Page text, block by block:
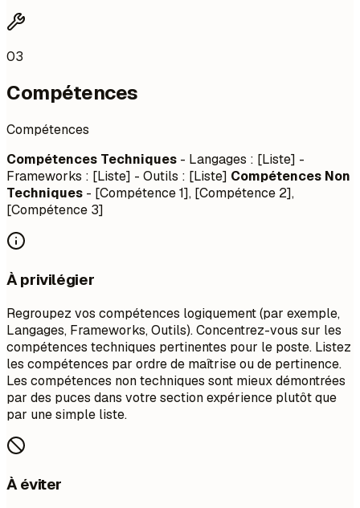
03
Compétences
Compétences
Compétences Techniques - Langages : [Liste] -
Frameworks : [Liste] - Outils : [Liste] Compétences Non
Techniques - [Compétence 1], [Compétence 2],
[Compétence 3]
À privilégier
Regroupez vos compétences logiquement (par exemple,
Langages, Frameworks, Outils). Concentrez-vous sur les
compétences techniques pertinentes pour le poste. Listez
les compétences par ordre de maîtrise ou de pertinence.
Les compétences non techniques sont mieux démontrées
par des puces dans votre section expérience plutôt que
par une simple liste.
À éviter